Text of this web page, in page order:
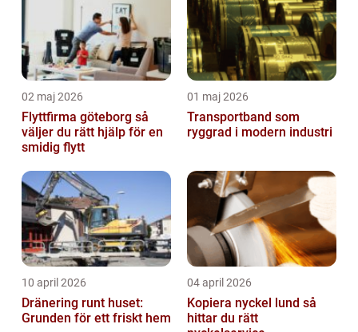
02 maj 2026
Flyttfirma göteborg så
väljer du rätt hjälp för en
smidig flytt
01 maj 2026
Transportband som
ryggrad i modern industri
10 april 2026
Dränering runt huset:
Grunden för ett friskt hem
04 april 2026
Kopiera nyckel lund så
hittar du rätt